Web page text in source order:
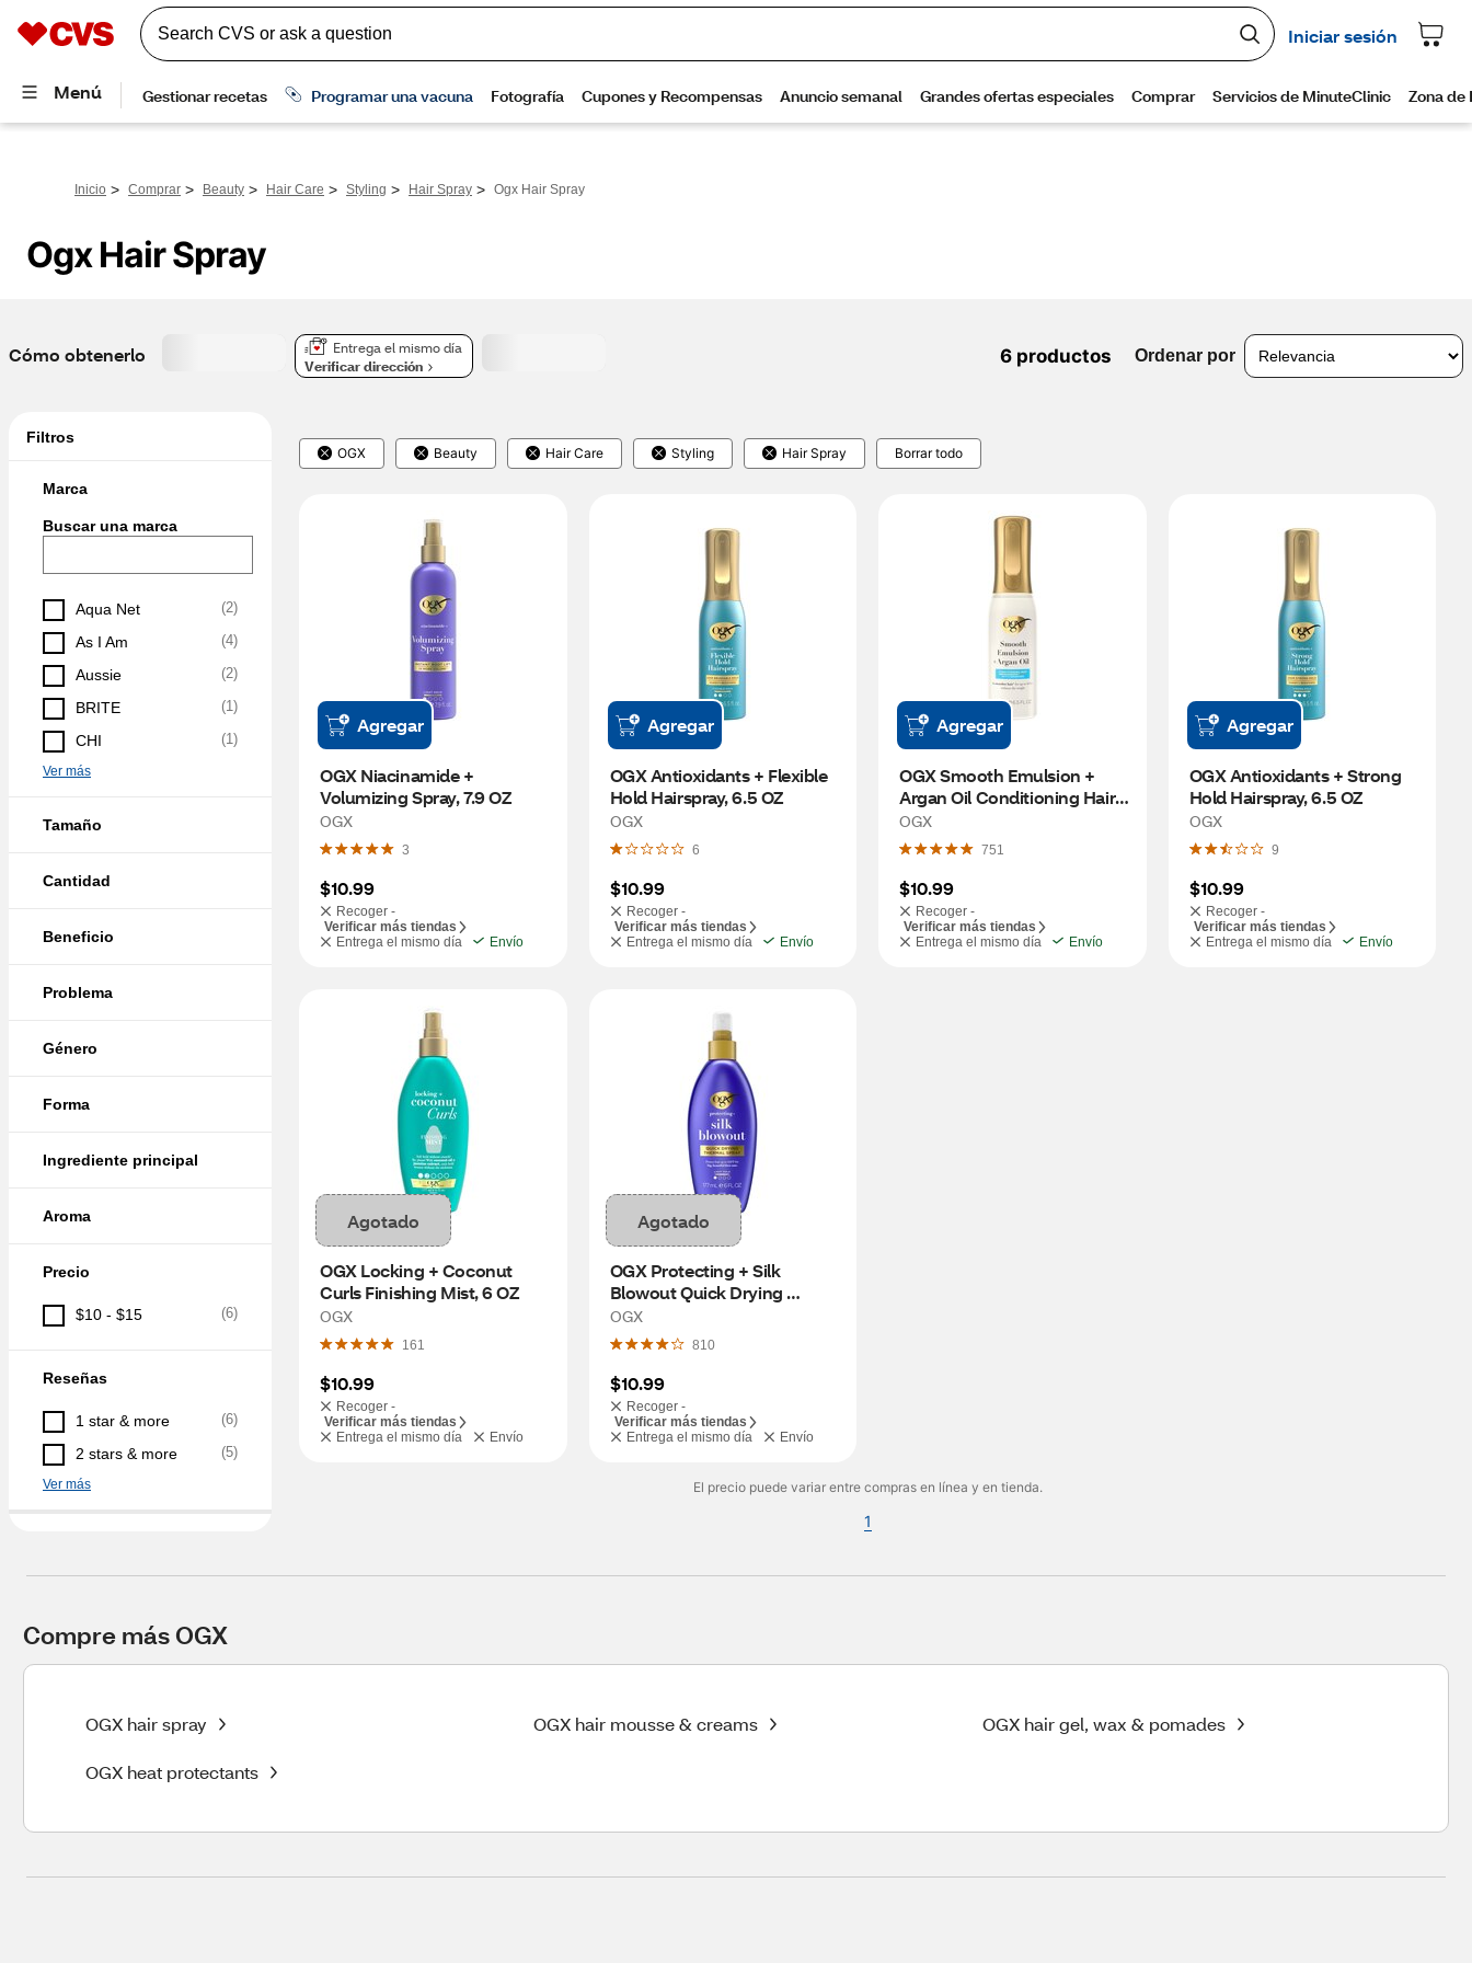
Inicio > Comprar > Beauty > Hair Care > Styling > Hair Spray > Ogx Hair Spray
Ogx Hair Spray
Cómo obtenerlo
Entrega el mismo día
Verificar dirección
6 productos Ordenar por
Filtros
Marca
Buscar una marca
Aqua Net (2)
As I Am (4)
Aussie (2)
BRITE (1)
CHI (1)
Ver más
Tamaño
Cantidad
Beneficio
Problema
Género
Forma
Ingrediente principal
Aroma
Precio
$10 - $15 (6)
Reseñas
1 star & more (6)
2 stars & more (5)
Ver más
OGX Beauty Hair Care Styling Hair Spray Borrar todo
Agregar
OGX Niacinamide +
Volumizing Spray, 7.9 OZ
OGX
3
$10.99
Recoger -
Verificar más tiendas
Entrega el mismo día
Envío
Agregar
OGX Antioxidants + Flexible
Hold Hairspray, 6.5 OZ
OGX
6
$10.99
Recoger -
Verificar más tiendas
Entrega el mismo día
Envío
Agregar
OGX Smooth Emulsion +
Argan Oil Conditioning Hair
Mist, 6.5 OZ
OGX
751
$10.99
Recoger -
Verificar más tiendas
Entrega el mismo día
Envío
Agregar
OGX Antioxidants + Strong
Hold Hairspray, 6.5 OZ
OGX
9
$10.99
Recoger -
Verificar más tiendas
Entrega el mismo día
Envío
Agotado
OGX Locking + Coconut
Curls Finishing Mist, 6 OZ
OGX
161
$10.99
Recoger -
Verificar más tiendas
Entrega el mismo día
Envío
Agotado
OGX Protecting + Silk
Blowout Quick Drying
Thermal Spray, 6 OZ
OGX
810
$10.99
Recoger -
Verificar más tiendas
Entrega el mismo día
Envío
El precio puede variar entre compras en línea y en tienda.
1
Compre más OGX
OGX hair spray OGX hair mousse & creams OGX hair gel, wax & pomades
OGX heat protectants